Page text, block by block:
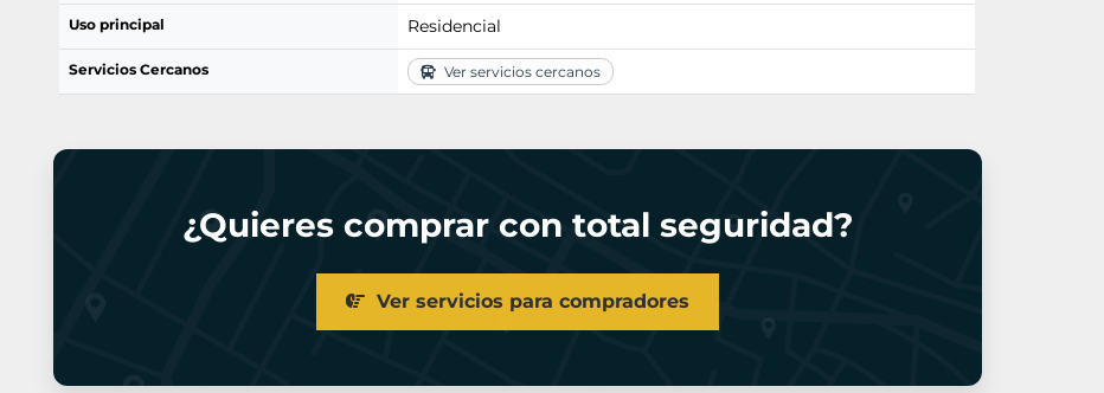
Uso principal Residencial
Servicios Cercanos Ver servicios cercanos
¿Quieres comprar con total seguridad?
Ver servicios para compradores